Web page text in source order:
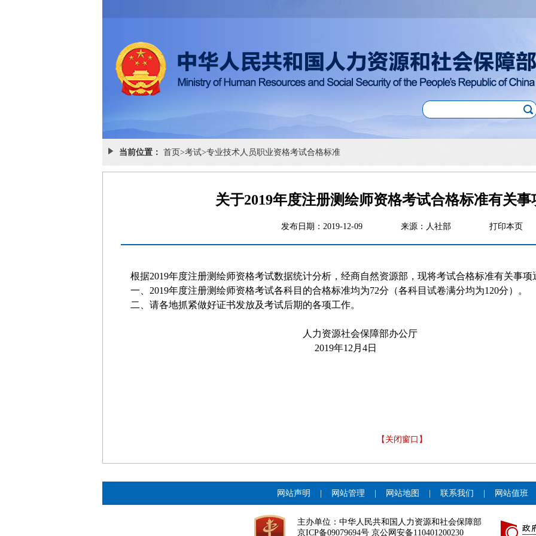
当前位置： 首页>考试>专业技术人员职业资格考试合格标准
关于2019年度注册测绘师资格考试合格标准有关事
发布日期：2019-12-09 来源：人社部 打印本页
根据2019年度注册测绘师资格考试数据统计分析，经商自然资源部，现将考试合格标准有关事项
一、 2019年度注册测绘师资格考试各科目的合格标准均为72分（各科目试卷满分均为120分）。
二、请各地抓紧做好证书发放及考试后期的各项工作。
人力资源社会保障部办公厅
2019年12月4日
【关闭窗口】